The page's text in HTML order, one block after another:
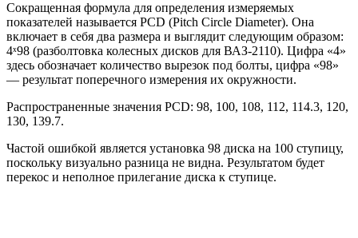
Сокращенная формула для определения измеряемых
показателей называется PCD (Pitch Circle Diameter). Она
включает в себя два размера и выглядит следующим образом:
4ˣ98 (разболтовка колесных дисков для ВАЗ-2110). Цифра «4»
здесь обозначает количество вырезок под болты, цифра «98»
— результат поперечного измерения их окружности.
Распространенные значения PCD: 98, 100, 108, 112, 114.3, 120,
130, 139.7.
Частой ошибкой является установка 98 диска на 100 ступицу,
поскольку визуально разница не видна. Результатом будет
перекос и неполное прилегание диска к ступице.